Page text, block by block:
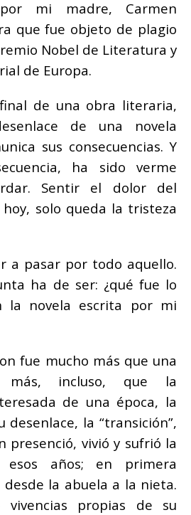
mi madre, Carmen
que fue objeto de plagio
Nobel de Literatura y
de Europa.
de una obra literaria,
de una novela
sus consecuencias. Y
ha sido verme
Sentir el dolor del
solo queda la tristeza
a pasar por todo aquello.
ha de ser: ¿qué fue lo
la novela escrita por mi
fue mucho más que una
más, incluso, que la
de una época, la
desenlace, la “transición”,
presenció, vivió y sufrió la
esos años; en primera
la abuela a la nieta.
vivencias propias de su